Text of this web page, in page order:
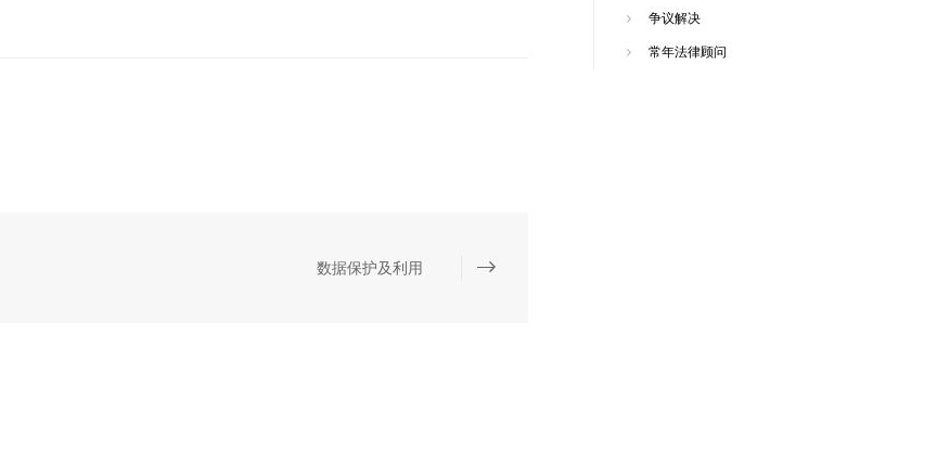
数据保护及利用
争议解决
常年法律顾问